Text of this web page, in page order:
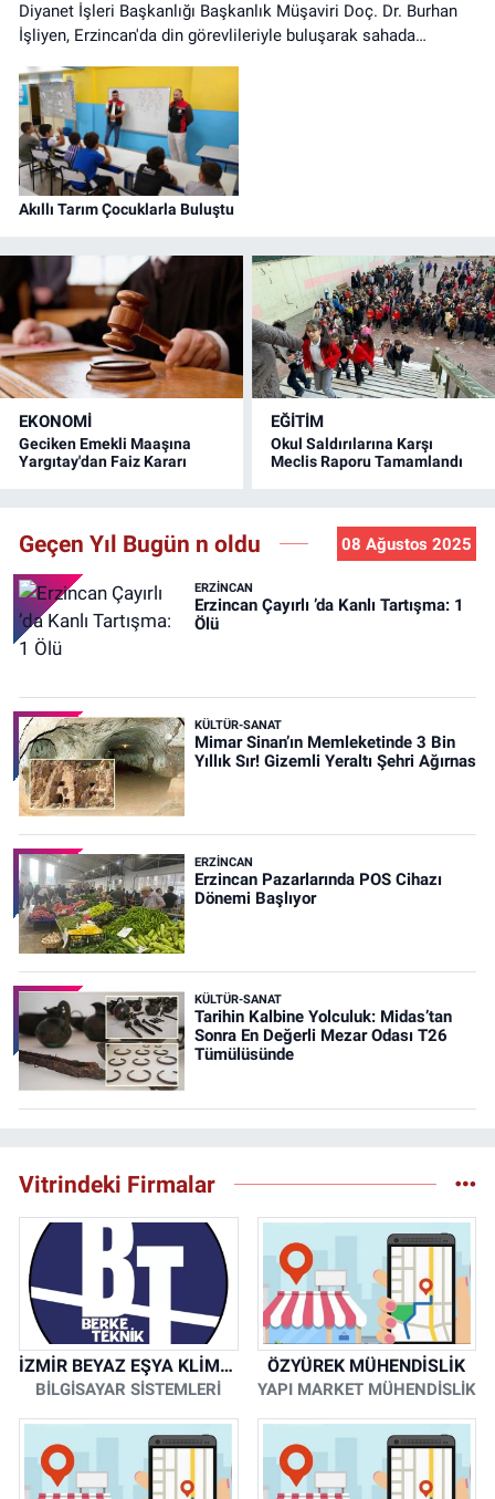
Diyanet İşleri Başkanlığı Başkanlık Müşaviri Doç. Dr. Burhan
İşliyen, Erzincan'da din görevlileriyle buluşarak sahada
Akıllı Tarım Çocuklarla Buluştu
EKONOMİ
Geciken Emekli Maaşına
Yargıtay'dan Faiz Kararı
EĞİTİM
Okul Saldırılarına Karşı
Meclis Raporu Tamamlandı
Geçen Yıl Bugün n oldu 08 Ağustos 2025
ERZINCAN
Erzincan Çayırlı ’da Kanlı Tartışma: 1
Ölü
KÜLTÜR-SANAT
Mimar Sinan’ın Memleketinde 3 Bin
Yıllık Sır! Gizemli Yeraltı Şehri Ağırnas
ERZINCAN
Erzincan Pazarlarında POS Cihazı
Dönemi Başlıyor
KÜLTÜR-SANAT
Tarihin Kalbine Yolculuk: Midas’tan
Sonra En Değerli Mezar Odası T26
Tümülüsünde
Vitrindeki Firmalar
İZMİR BEYAZ EŞYA KLİMA KOMBİ SERVİSİ
BİLGİSAYAR SİSTEMLERİ
ÖZYÜREK MÜHENDİSLİK
YAPI MARKET MÜHENDİSLİK